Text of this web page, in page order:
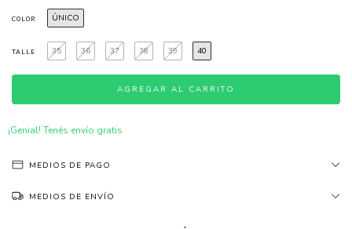
COLOR ÚNICO
TALLE 35 36 37 38 39 40
¡Genial! Tenés envío gratis
MEDIOS DE PAGO
MEDIOS DE ENVÍO